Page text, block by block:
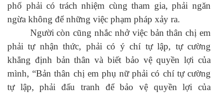
phố phải có trách nhiệm cùng tham gia, phải ngăn
ngừa không để những việc phạm pháp xảy ra.
Người còn cũng nhắc nhở việc bản thân chị em
phải tự nhận thức, phải có ý chí tự lập, tự cường
khẳng định bản thân và biết bảo vệ quyền lợi của
mình, “Bản thân chị em phụ nữ phải có chí tự cường
tự lập, phải đấu tranh để bảo vệ quyền lợi của